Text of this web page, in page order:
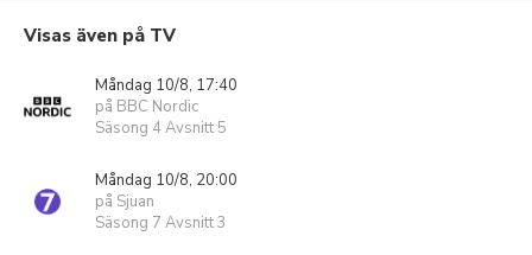
Visas även på TV
Måndag 10/8, 17:40
på BBC Nordic
Säsong 4 Avsnitt 5
Måndag 10/8, 20:00
på Sjuan
Säsong 7 Avsnitt 3